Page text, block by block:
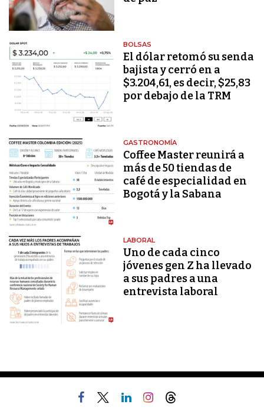
BOLSAS
El dólar retomó su senda
bajista y cerró en a
$3.204,61, es decir, $25,83
por debajo de la TRM
GASTRONOMÍA
Coffee Master reunirá a
más de 50 tiendas de
café de especialidad en
Bogotá y la Sabana
LABORAL
Uno de cada cinco
jóvenes gen Z ha llevado
a sus padres a una
entrevista laboral